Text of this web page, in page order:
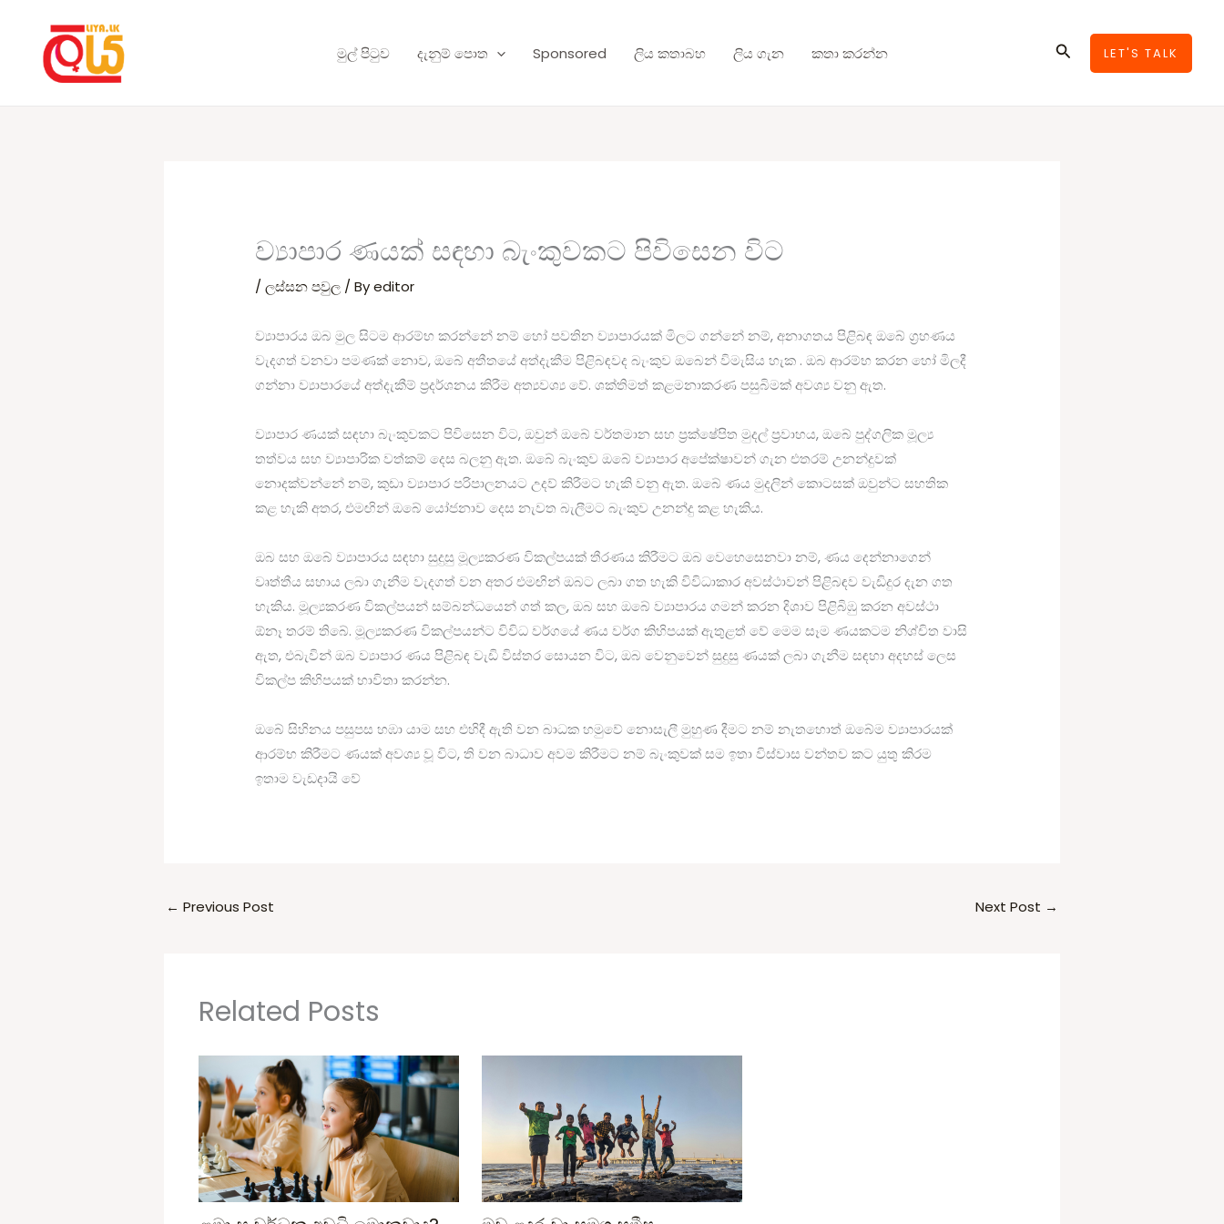
content
මුල් පිටුව දැනුම් පොත Sponsored ලිය කතාබහ ලිය ගැන කතා කරන්න SearchLET'S TALK
ව්‍යාපාර ණයක් සඳහා බැංකුවකට පිවිසෙන විට
/ලස්සන පවුල / Byeditor
ව්‍යාපාරය ඔබ මුල සිටම ආරම්භ කරන්නේ නම් හෝ පවතින ව්‍යාපාරයක් මිලට ගන්නේ නම්, අනාගතය පිළිබඳ ඔබේ ග්‍රහණය
වැදගත් වනවා පමණක් නොව, ඔබේ අතීතයේ අත්දැකීම පිළිබඳවද බැංකුව ඔබෙන් විමැසිය හැක . ඔබ ආරම්භ කරන හෝ මිලදී
ගන්නා ව්‍යාපාරයේ අත්දැකීම් ප්‍රදර්ශනය කිරීම අත්‍යවශ්‍ය වේ. ශක්තිමත් කළමනාකරණ පසුබිමක් අවශ්‍ය වනු ඇත.
ව්‍යාපාර ණයක් සඳහා බැංකුවකට පිවිසෙන විට, ඔවුන් ඔබේ වර්තමාන සහ ප්‍රක්ෂේපිත මුදල් ප්‍රවාහය, ඔබේ පුද්ගලික මූල්‍ය
තත්වය සහ ව්‍යාපාරික වත්කම් දෙස බලනු ඇත. ඔබේ බැංකුව ඔබේ ව්‍යාපාර අපේක්ෂාවන් ගැන එතරම් උනන්දුවක්
නොදක්වන්නේ නම්, කුඩා ව්‍යාපාර පරිපාලනයට උදව් කිරීමට හැකි වනු ඇත. ඔබේ ණය මුදලින් කොටසක් ඔවුන්ට සහතික
කළ හැකි අතර, එමඟින් ඔබේ යෝජනාව දෙස නැවත බැලීමට බැංකුව උනන්දු කළ හැකිය.
ඔබ සහ ඔබේ ව්‍යාපාරය සඳහා සුදුසු මූල්‍යකරණ විකල්පයක් තීරණය කිරීමට ඔබ වෙහෙසෙනවා නම්, ණය දෙන්නාගෙන්
වෘත්තීය සහාය ලබා ගැනීම වැදගත් වන අතර එමඟින් ඔබට ලබා ගත හැකි විවිධාකාර අවස්ථාවන් පිළිබඳව වැඩිදුර දැන ගත
හැකිය. මූල්‍යකරණ විකල්පයන් සම්බන්ධයෙන් ගත් කල, ඔබ සහ ඔබේ ව්‍යාපාරය ගමන් කරන දිශාව පිළිබිඹු කරන අවස්ථා
ඕනෑ තරම් තිබේ. මූල්‍යකරණ විකල්පයන්ට විවිධ වර්ගයේ ණය වර්ග කිහිපයක් ඇතුළත් වේ මෙම සෑම ණයකටම නිශ්චිත වාසි
ඇත, එබැවින් ඔබ ව්‍යාපාර ණය පිළිබඳ වැඩි විස්තර සොයන විට, ඔබ වෙනුවෙන් සුදුසු ණයක් ලබා ගැනීම සඳහා අදහස් ලෙස
විකල්ප කිහිපයක් භාවිතා කරන්න.
ඔබේ සිහිනය පසුපස හඹා යාම සහ එහිදී ඇති වන බාධක හමුවේ නොසැලී මුහුණ දීමට නම් නැතහොත් ඔබේම ව්‍යාපාරයක්
ආරම්භ කිරීමට ණයක් අවශ්‍ය වූ විට, ති වන බාධාව අවම කිරීමට නම් බැංකුවක් සම ඉතා විස්වාස වන්තව කට යුතු කිරම
ඉතාම වැඩදායි වේ
← Previous Post Next Post →
Related Posts